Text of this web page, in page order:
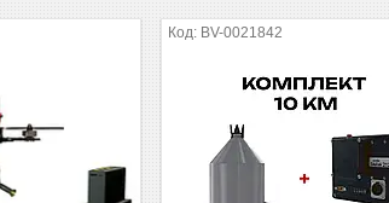
BV-0021842